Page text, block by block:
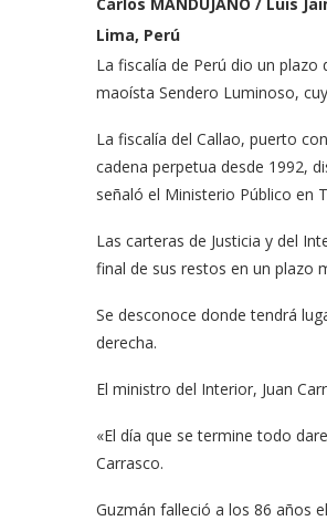
Lima, Perú
La fiscalía de Perú dio un
maoísta Sendero Luminoso,
La fiscalía del Callao, puerto
cadena perpetua desde 1992,
señaló el Ministerio Público en
Las carteras de Justicia y del
final de sus restos en un plazo
Se desconoce donde tendrá
derecha.
El ministro del Interior, Juan
«El día que se termine todo
Carrasco.
Guzmán falleció a los 86 años